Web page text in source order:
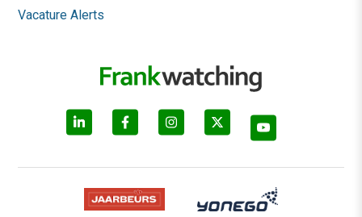
Vacature Alerts